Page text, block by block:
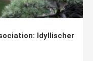
Idyllischer